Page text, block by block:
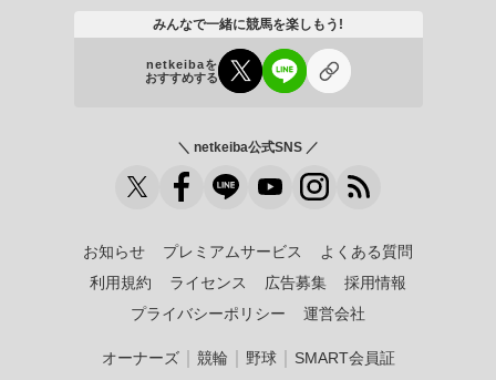
みんなで一緒に競馬を楽しもう!
netkeibaを
おすすめする
＼ netkeiba公式SNS ／
お知らせ プレミアムサービス
よくある質問
利用規約
ライセンス 広告募集
採用情報
プライバシーポリシー
運営会社
オーナーズ｜ 競輪 野球｜ SMART会員証